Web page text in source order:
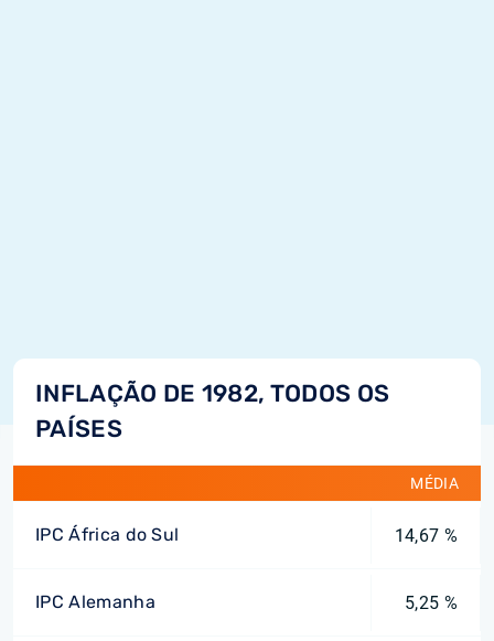
INFLAÇÃO DE 1982, TODOS OS
PAÍSES
MÉDIA
IPC África do Sul 14,67 %
IPC Alemanha 5,25 %